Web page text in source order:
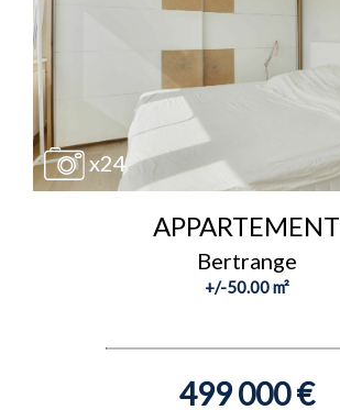
x24
APPARTEMENT
Bertrange
+/-50.00 m²
499 000 €